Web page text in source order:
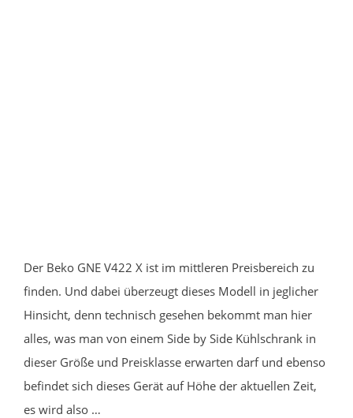
Der Beko GNE V422 X ist im mittleren Preisbereich zu
finden. Und dabei überzeugt dieses Modell in jeglicher
Hinsicht, denn technisch gesehen bekommt man hier
alles, was man von einem Side by Side Kühlschrank in
dieser Größe und Preisklasse erwarten darf und ebenso
befindet sich dieses Gerät auf Höhe der aktuellen Zeit,
es wird also …